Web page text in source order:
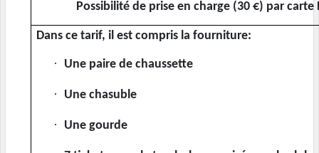
Possibilité de prise en charge (30 €) par carte
Dans ce tarif, il est compris la fourniture:
· Une paire de chaussette
· Une chasuble
· Une gourde